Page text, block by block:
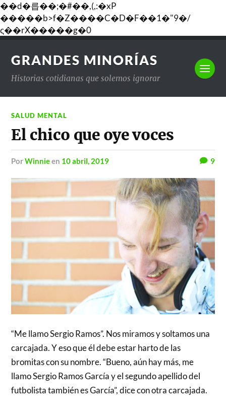
��d�릅��;�#��,(,:�xP
�����b>f�Z����C�D�F��1�"9�/
ς��rX�����g�0
GRANDES MINORÍAS
Historias cotidianas que solemos ignorar
SALUD MENTAL
El chico que oye voces
porWinnieen 10 abril, 2019 9
“Me llamo Sergio Ramos”. Nos miramos y soltamos una
carcajada. Y eso que él debe estar harto de las
bromitas con su nombre. “Bueno, aún hay más, me
llamo Sergio Ramos García y el segundo apellido del
futbolista también es García”, dice con otra carcajada.